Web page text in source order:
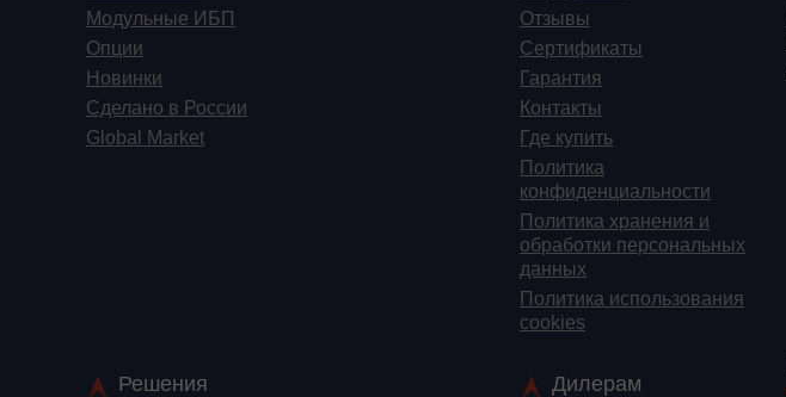
Модульные ИБП
Опции
Новинки
Сделано в России
Global Market
Отзывы
Сертификаты
Гарантия
Контакты
Где купить
Политика
конфиденциальности
Политика хранения и
обработки персональных
данных
Политика использования
cookies
Решения Дилерам